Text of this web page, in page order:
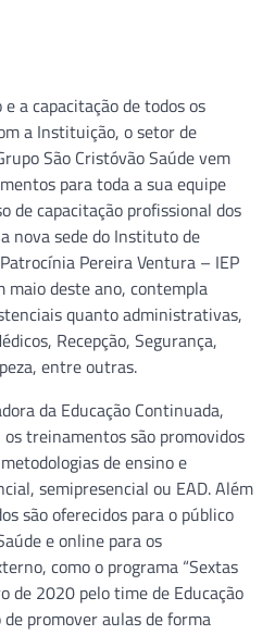
a capacitação de todos os
a Instituição, o setor de
São Cristóvão Saúde vem
para toda a sua equipe
de capacitação profissional dos
nova sede do Instituto de
Pereira Ventura – IEP
maio deste ano, contempla
quanto administrativas,
Recepção, Segurança,
entre outras.
da Educação Continuada,
treinamentos são promovidos
de ensino e
semipresencial ou EAD. Além
são oferecidos para o público
e online para os
como o programa “Sextas
de 2020 pelo time de Educação
promover aulas de forma